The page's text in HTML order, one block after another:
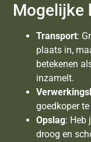
Mogelijke
Transport:
plaats in,
betekenen
inzamelt.
goedkoper
Opslag: Heb
droog en